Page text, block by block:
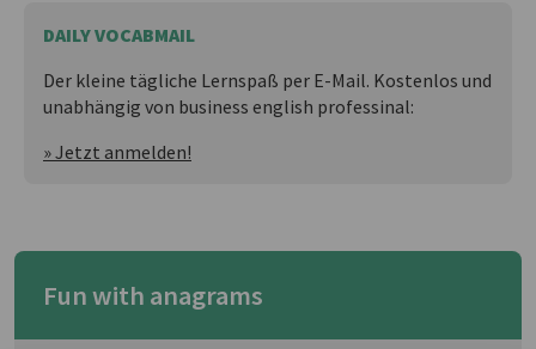
DAILY VOCABMAIL
Der kleine tägliche Lernspaß per E-Mail. Kostenlos und
unabhängig von business english professinal:
» Jetzt anmelden!
Fun with anagrams